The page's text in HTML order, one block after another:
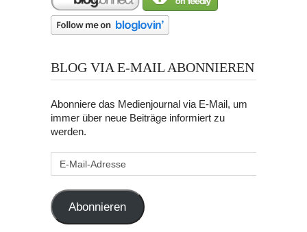
BLOG VIA E-MAIL ABONNIEREN
Abonniere das Medienjournal via E-Mail, um
immer über neue Beiträge informiert zu
werden.
Abonnieren